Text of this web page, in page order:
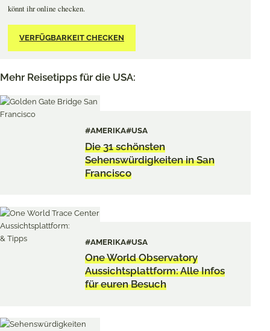
könnt ihr online checken.
VERFÜGBARKEIT CHECKEN
Mehr Reisetipps für die USA:
#AMERIKA#USA
Die 31 schönsten
Sehenswürdigkeiten in San
Francisco
#AMERIKA#USA
One World Observatory
Aussichtsplattform: Alle Infos
für euren Besuch